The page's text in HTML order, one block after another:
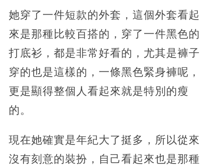
她穿了一件短款的外套，這個外套看起
來是那種比較百搭的，穿了一件黑色的
打底衫，都是非常好看的，尤其是褲子
穿的也是這樣的，一條黑色緊身褲呢，
更是顯得整個人看起來就是特別的瘦
的。
現在她確實是年紀大了挺多，所以從來
沒有刻意的裝扮，自己看起來也是那種